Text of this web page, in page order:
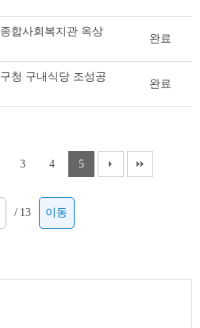
합사회복지관 옥상
완료
청 구내식당 조성공
완료
3 4 5
/ 13 이동